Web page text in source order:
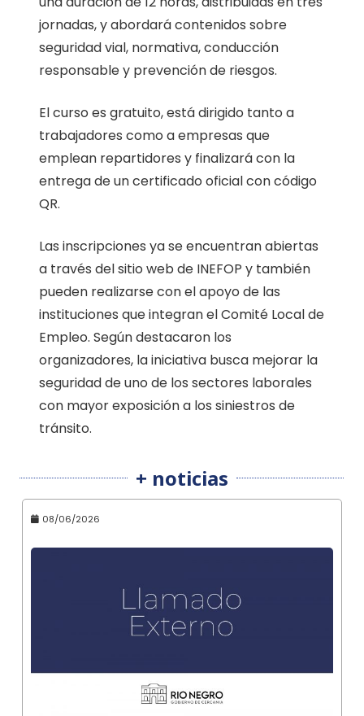
jornadas, y abordará contenidos sobre
seguridad vial, normativa, conducción
responsable y prevención de riesgos.
El curso es gratuito, está dirigido tanto a
trabajadores como a empresas que
emplean repartidores y finalizará con la
entrega de un certificado oficial con código
QR.
Las inscripciones ya se encuentran abiertas
a través del sitio web de INEFOP y también
pueden realizarse con el apoyo de las
instituciones que integran el Comité Local de
Empleo. Según destacaron los
organizadores, la iniciativa busca mejorar la
seguridad de uno de los sectores laborales
con mayor exposición a los siniestros de
tránsito.
+ noticias
08/06/2026